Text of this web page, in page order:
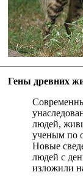
Гены древних
людей,
ученым по
Новые
людей с
изложили